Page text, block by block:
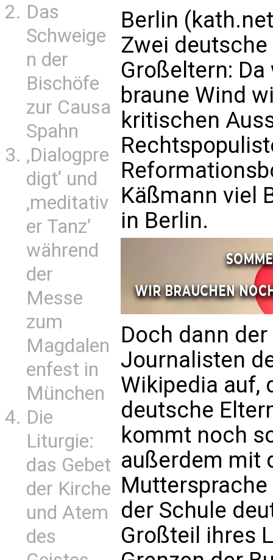
Das
Schweige
n der
Bischöfe
zur Causa
Spahn
‚Dialogpre
digt‘ und
‚meditativ
er Tanz’
während
der
Messe
zum
Magdalen
enfest in
München
Die
Liturgie:
das Gebet
der Kirche
und Atem
des
Berlin
Zwei
Großeltern:
braune Wind
kritischen
Käßmann viel
in Berlin.
Doch dann
Journalisten
Wikipedia auf,
deutsche
kommt noch
außerdem mit
der Schule
Großteil ihres